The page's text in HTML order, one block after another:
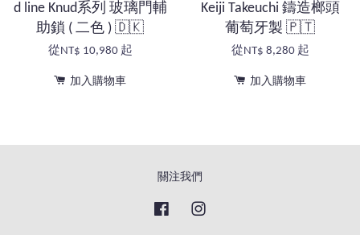
d line Knud系列 玻璃門輔
助鎖 ( 二色 ) 🇩🇰
從NT$ 10,980 起
加入購物車
Keiji Takeuchi 鑄造榔頭
葡萄牙製 🇵🇹
從NT$ 8,280 起
加入購物車
關注我們
Facebook